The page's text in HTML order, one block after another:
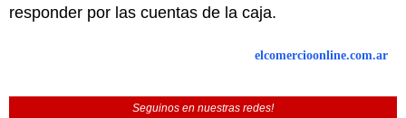
responder por las cuentas de la caja.
elcomercioonline.com.ar
Seguinos en nuestras redes!